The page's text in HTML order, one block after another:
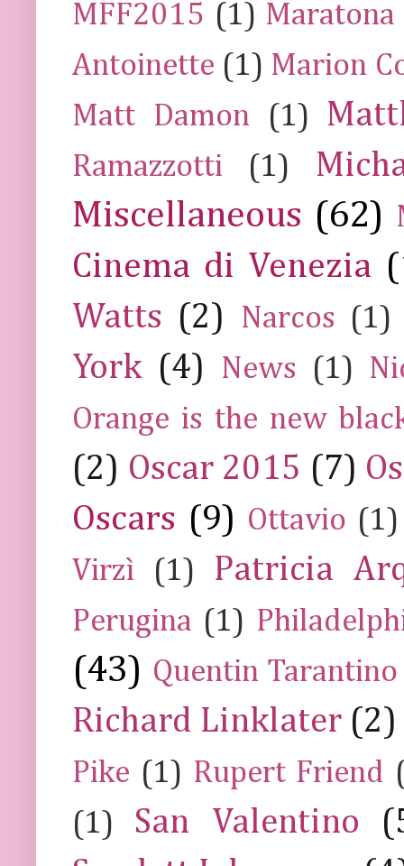
MFF2015 (1) Maratona
Antoinette (1) Marion
Matt Damon
(1)
Ramazzotti (1)
Miscellaneous (62)
Cinema di Venezia
Watts (2) Narcos (1)
York (4) News (1)
Orange is the new
(2) Oscar 2015 (7)
Oscars (9) Ottavio (1)
Virzì
(1) Patricia
Perugina (1)
(43) Quentin Tarantino
Richard Linklater (2)
Pike (1) Rupert Friend
(1)
San Valentino